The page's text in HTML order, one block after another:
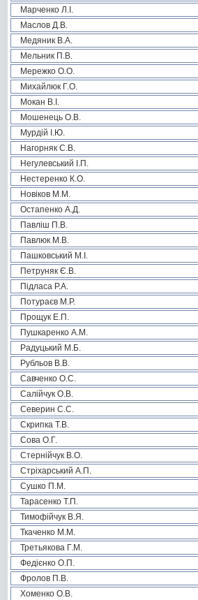
Марченко Л.І.
Маслов Д.В.
Медяник В.А.
Мельник П.В.
Мережко О.О.
Михайлюк Г.О.
Мокан В.І.
Мошенець О.В.
Мурдій І.Ю.
Нагорняк С.В.
Негулевський І.П.
Нестеренко К.О.
Новіков М.М.
Остапенко А.Д.
Павліш П.В.
Павлюк М.В.
Пашковський М.І.
Петруняк Є.В.
Підласа Р.А.
Потураєв М.Р.
Прощук Е.П.
Пушкаренко А.М.
Радуцький М.Б.
Рубльов В.В.
Савченко О.С.
Салійчук О.В.
Северин С.С.
Скрипка Т.В.
Сова О.Г.
Стернійчук В.О.
Стріхарський А.П.
Сушко П.М.
Тарасенко Т.П.
Тимофійчук В.Я.
Ткаченко М.М.
Третьякова Г.М.
Федієнко О.П.
Фролов П.В.
Хоменко О.В.